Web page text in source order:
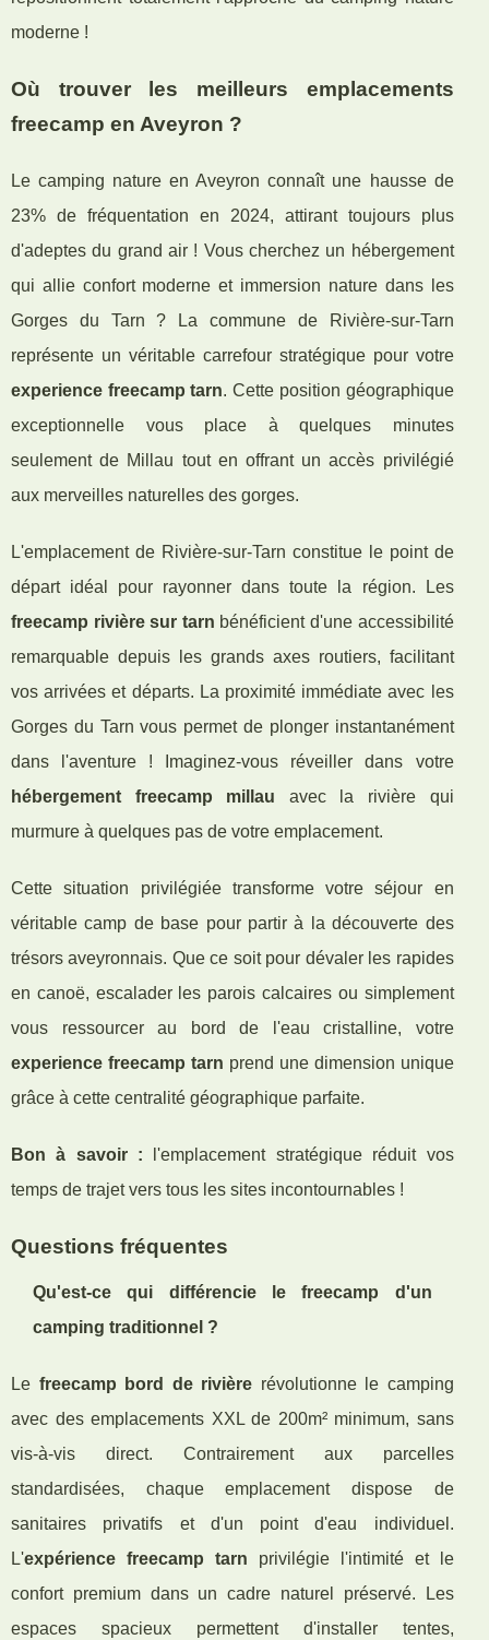
moderne !
Où trouver les meilleurs emplacements
freecamp en Aveyron ?
Le camping nature en Aveyron connaît une hausse de
23% de fréquentation en 2024, attirant toujours plus
d'adeptes du grand air ! Vous cherchez un hébergement
qui allie confort moderne et immersion nature dans les
Gorges du Tarn ? La commune de Rivière-sur-Tarn
représente un véritable carrefour stratégique pour votre
experience freecamp tarn. Cette position géographique
exceptionnelle vous place à quelques minutes
seulement de Millau tout en offrant un accès privilégié
aux merveilles naturelles des gorges.
L'emplacement de Rivière-sur-Tarn constitue le point de
départ idéal pour rayonner dans toute la région. Les
freecamp rivière sur tarn bénéficient d'une accessibilité
remarquable depuis les grands axes routiers, facilitant
vos arrivées et départs. La proximité immédiate avec les
Gorges du Tarn vous permet de plonger instantanément
dans l'aventure ! Imaginez-vous réveiller dans votre
hébergement freecamp millau avec la rivière qui
murmure à quelques pas de votre emplacement.
Cette situation privilégiée transforme votre séjour en
véritable camp de base pour partir à la découverte des
trésors aveyronnais. Que ce soit pour dévaler les rapides
en canoë, escalader les parois calcaires ou simplement
vous ressourcer au bord de l'eau cristalline, votre
experience freecamp tarn prend une dimension unique
grâce à cette centralité géographique parfaite.
Bon à savoir : l'emplacement stratégique réduit vos
temps de trajet vers tous les sites incontournables !
Questions fréquentes
Qu'est-ce qui différencie le freecamp d'un
camping traditionnel ?
Le freecamp bord de rivière révolutionne le camping
avec des emplacements XXL de 200m² minimum, sans
vis-à-vis direct. Contrairement aux parcelles
standardisées, chaque emplacement dispose de
sanitaires privatifs et d'un point d'eau individuel.
L'expérience freecamp tarn privilégie l'intimité et le
confort premium dans un cadre naturel préservé. Les
espaces spacieux permettent d'installer tentes,